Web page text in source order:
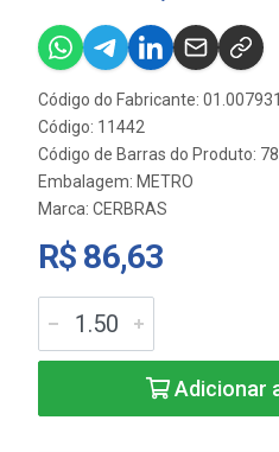
Código do Fabricante: 01.007931
Código: 11442
Código de Barras do Produto:
Embalagem: METRO
Marca: CERBRAS
R$ 86,63
Adicionar